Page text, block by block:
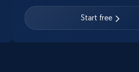
Start free